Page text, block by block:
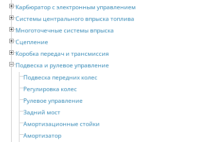
Карбюратор с электронным управлением
Системы центрального впрыска топлива
Многоточечные системы впрыска
Сцепление
Коробка передач и трансмиссия
Подвеска и рулевое управление
Подвеска передних колес
Регулировка колес
Рулевое управление
Задний мост
Амортизационные стойки
Амортизатор